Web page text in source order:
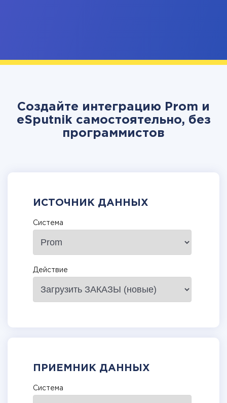
Создайте интеграцию Prom и
eSputnik самостоятельно, без
программистов
ИСТОЧНИК ДАННЫХ
Система
Действие
ПРИЕМНИК ДАННЫХ
Система